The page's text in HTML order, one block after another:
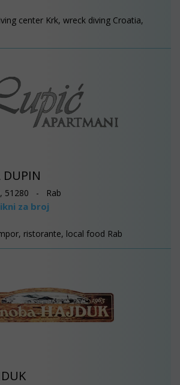
center Krk, wreck diving Croatia,
DUPIN
51280 - Rab
za broj
ristorante, local food Rab